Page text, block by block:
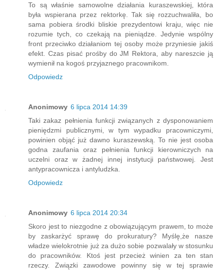
To są właśnie samowolne działania kuraszewskiej, która
była wspierana przez rektorkę. Tak się rozzuchwaliła, bo
sama pobiera środki bliskie prezydentowi kraju, więc nie
rozumie tych, co czekają na pieniądze. Jedynie wspólny
front przeciwko działaniom tej osoby może przyniesie jakiś
efekt. Czas pisać prośby do JM Rektora, aby nareszcie ją
wymienił na kogoś przyjaznego pracownikom.
Odpowiedz
Anonimowy 6 lipca 2014 14:39
Taki zakaz pełnienia funkcji związanych z dysponowaniem
pieniędzmi publicznymi, w tym wypadku pracowniczymi,
powinien objąć już dawno kuraszewską. To nie jest osoba
godna zaufania oraz pełnienia funkcji kierowniczych na
uczelni oraz w żadnej innej instytucji państwowej. Jest
antypracownicza i antyludzka.
Odpowiedz
Anonimowy 6 lipca 2014 20:34
Skoro jest to niezgodne z obowiązującym prawem, to może
by zaskarżyć sprawę do prokuratury? Myślę,że nasze
władze wielokrotnie już za dużo sobie pozwalały w stosunku
do pracowników. Ktoś jest przecież winien za ten stan
rzeczy. Związki zawodowe powinny się w tej sprawie